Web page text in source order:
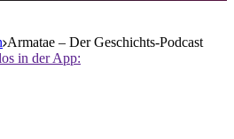
Armatae – Der Geschichts-Podcast
in der App: